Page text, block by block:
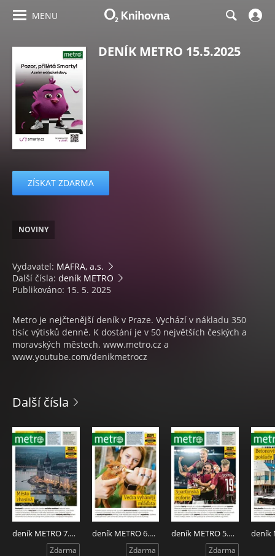
MENU
DENÍK METRO 15.5.2025
ZÍSKAT ZDARMA
NOVINY
Vydavatel: MAFRA, a.s.
Další čísla: deník METRO
Publikováno: 15. 5. 2025
Metro je nejčtenější deník v Praze. Vychází v nákladu 350
tisíc výtisků denně. K dostání je v 50 největších českých a
moravských městech. www.metro.cz a
www.youtube.com/denikmetrocz
Další čísla
deník METRO 7.8.2026
Zdarma
deník METRO 6.8.2026
Zdarma
deník METRO 5.8.2026
Zdarma